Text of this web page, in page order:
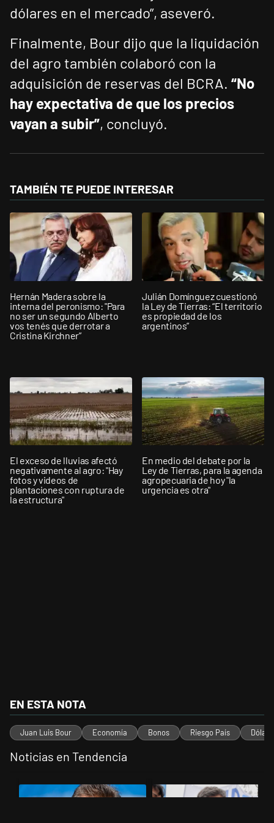
dólares en el mercado”, aseveró.
Finalmente, Bour dijo que la liquidación
del agro también colaboró con la
adquisición de reservas del BCRA. “No
hay expectativa de que los precios
vayan a subir”, concluyó.
TAMBIÉN TE PUEDE INTERESAR
Hernán Madera sobre la
interna del peronismo: "Para
no ser un segundo Alberto
vos tenés que derrotar a
Cristina Kirchner”
Julián Domínguez cuestionó
la Ley de Tierras: “El territorio
es propiedad de los
argentinos”
El exceso de lluvias afectó
negativamente al agro: "Hay
fotos y videos de
plantaciones con ruptura de
la estructura"
En medio del debate por la
Ley de Tierras, para la agenda
agropecuaria de hoy "la
urgencia es otra"
EN ESTA NOTA
Juan Luis Bour Economía Bonos Riesgo País Dólar
Noticias en Tendencia
Un artículo de tendencia con el título "Negociaciones en el Senado:
Un artículo de tendencia con el